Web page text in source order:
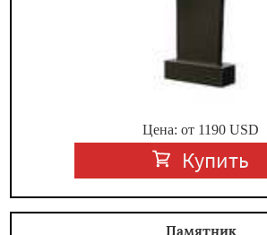
Цена: от 1190 USD
Купить
Памятник